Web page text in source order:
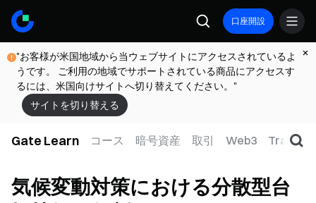
口座開設
"お客様が米国地域から当ウェブサイトにアクセスされているよ
うです。 ご利用の地域でサポートされている商品にアクセスす
るには、米国向けサイトへ切り替えてください。"
サイトを切り替える
Gate Learn コース 暗号資産 取引 Web3 TradFi
気候変動対策における分散型台